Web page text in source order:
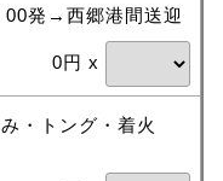
00発→西郷港間送迎
0円 x
・トング・着火